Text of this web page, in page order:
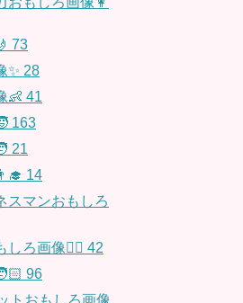
73
✨ 28
👶 41
163
21
14
スマンおもしろ
しろ画像👱‍♀️ 42
96